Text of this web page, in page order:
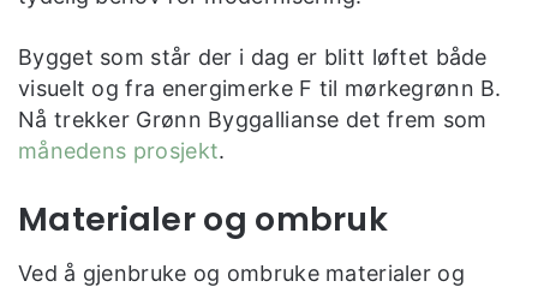
Bygget som står der i dag er blitt løftet både
visuelt og fra energimerke F til mørkegrønn B.
Nå trekker Grønn Byggallianse det frem som
månedens prosjekt.
Materialer og ombruk
Ved å gjenbruke og ombruke materialer og